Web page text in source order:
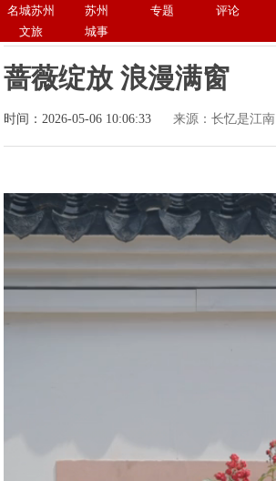
名城苏州 苏州 专题 评论
文旅
城事
蔷薇绽放 浪漫满窗
时间：2026-05-06 10:06:33 来源：长忆是江南